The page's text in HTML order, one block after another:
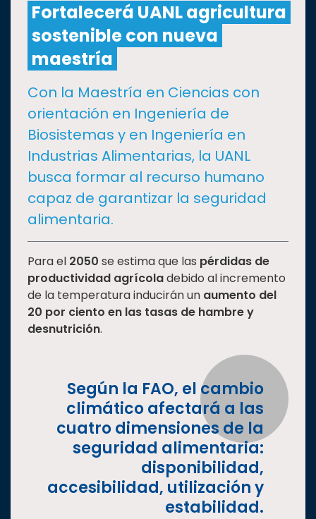
CULTURA
DEPORTES
I+D+IEXPERTOS
SALUD
SUSTENTABILIDAD
Oferta
educativa
Estudiantes
Internacionalización
Responsabilidad
Vinculación
Fortalecerá UANL agricultura
sostenible con nueva
maestría
Con la Maestría en Ciencias con
orientación en Ingeniería de
Biosistemas y en Ingeniería en
Industrias Alimentarias, la UANL
busca formar al recurso humano
capaz de garantizar la seguridad
alimentaria.
Para el 2050 se estima que las pérdidas de
productividad agrícoladebido al incremento
de la temperatura inducirán un aumento del
20 por ciento en las tasas de hambre y
desnutrición.
Según la FAO, el cambio
climático afectará a las
cuatro dimensiones de la
seguridad alimentaria:
disponibilidad,
accesibilidad, utilización y
estabilidad.